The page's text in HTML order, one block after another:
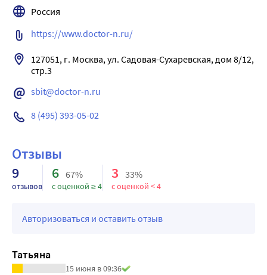
Россия
https://www.doctor-n.ru/
127051, г. Москва, ул. Садовая-Сухаревская, дом 8/12,
стр.3
sbit@doctor-n.ru
8 (495) 393-05-02
Отзывы
9
отзывов
6 67%
с оценкой ≥ 4
3 33%
с оценкой < 4
Авторизоваться и оставить отзыв
Татьяна
15 июня в 09:36